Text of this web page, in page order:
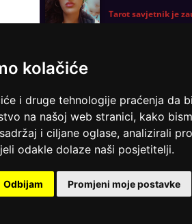
kolačiće
i druge tehnologije praćenja da
na našoj web stranici, kako
i ciljane oglase, analizirali
odakle dolaze naši posjetitelji.
Odbijam Promjeni moje postavke
RADA/ Kod 79
Tarot savjetnik je
TEHNIKE:
astrologija, sinastrija,
karmička astrologija, numerologija
Pregled svih tarot